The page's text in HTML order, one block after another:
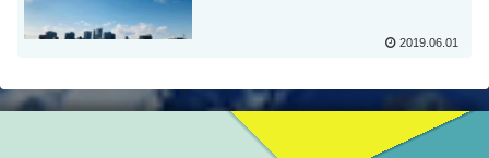
2019.06.01